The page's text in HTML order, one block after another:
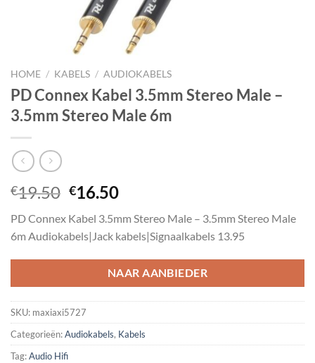
HOME / KABELS / AUDIOKABELS
PD Connex Kabel 3.5mm Stereo Male –
3.5mm Stereo Male 6m
€19.50 Oorspronkelijke
was:
€19.50.
€16.50Huidige
is:
€16.50.
PD Connex Kabel 3.5mm Stereo Male – 3.5mm Stereo Male
6m Audiokabels|Jack kabels|Signaalkabels 13.95
NAAR AANBIEDER
SKU: maxiaxi5727
Categorieën:Audiokabels, Kabels
Tag:Audio Hifi